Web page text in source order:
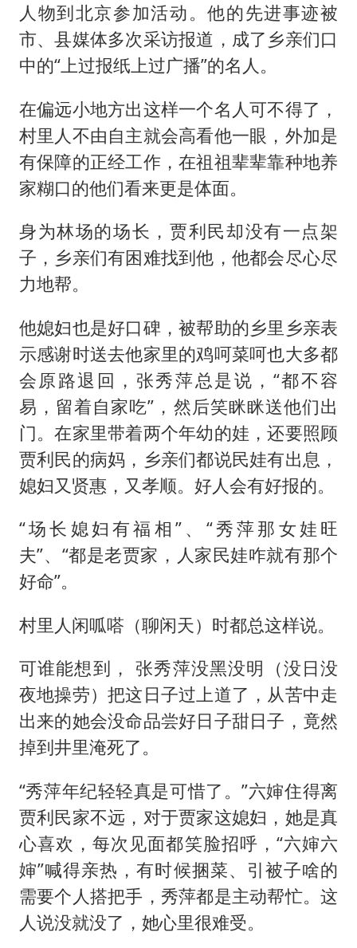
人物到北京参加活动。他的先进事迹被
市、县媒体多次采访报道，成了乡亲们口
中的“上过报纸上过广播”的名人。
在偏远小地方出这样一个名人可不得了，
村里人不由自主就会高看他一眼，外加是
有保障的正经工作，在祖祖辈辈靠种地养
家糊口的他们看来更是体面。
身为林场的场长，贾利民却没有一点架
子，乡亲们有困难找到他，他都会尽心尽
力地帮。
他媳妇也是好口碑，被帮助的乡里乡亲表
示感谢时送去他家里的鸡呵菜呵也大多都
会原路退回，张秀萍总是说，“都不容
易，留着自家吃”，然后笑眯眯送他们出
门。在家里带着两个年幼的娃，还要照顾
贾利民的病妈，乡亲们都说民娃有出息，
媳妇又贤惠，又孝顺。好人会有好报的。
“场长媳妇有福相”、“秀萍那女娃旺
夫”、“都是老贾家，人家民娃咋就有那个
好命”。
村里人闲呱嗒（聊闲天）时都总这样说。
可谁能想到， 张秀萍没黑没明（没日没
夜地操劳）把这日子过上道了，从苦中走
出来的她会没命品尝好日子甜日子，竟然
掉到井里淹死了。
“秀萍年纪轻轻真是可惜了。”六婶住得离
贾利民家不远，对于贾家这媳妇，她是真
心喜欢，每次见面都笑脸招呼，“六婶六
婶”喊得亲热，有时候捆菜、引被子啥的
需要个人搭把手，秀萍都是主动帮忙。这
人说没就没了，她心里很难受。